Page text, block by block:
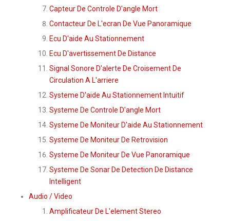
Capteur De Controle D'angle Mort
Contacteur De L'ecran De Vue Panoramique
Ecu D'aide Au Stationnement
Ecu D'avertissement De Distance
Signal Sonore D'alerte De Croisement De
Circulation A L'arriere
Systeme D'aide Au Stationnement Intuitif
Systeme De Controle D'angle Mort
Systeme De Moniteur D'aide Au Stationnement
Systeme De Moniteur De Retrovision
Systeme De Moniteur De Vue Panoramique
Systeme De Sonar De Detection De Distance
Intelligent
Audio / Video
Amplificateur De L'element Stereo